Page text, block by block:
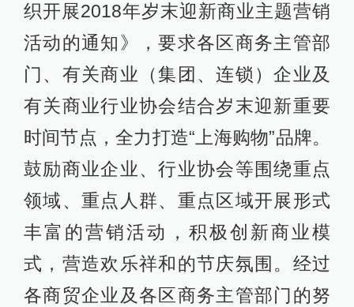
织开展2018年岁末迎新商业主题营销
活动的通知》，要求各区商务主管部
门、有关商业（集团、连锁）企业及
有关商业行业协会结合岁末迎新重要
时间节点，全力打造“上海购物”品牌。
鼓励商业企业、行业协会等围绕重点
领域、重点人群、重点区域开展形式
丰富的营销活动，积极创新商业模
式，营造欢乐祥和的节庆氛围。经过
各商贸企业及各区商务主管部门的努